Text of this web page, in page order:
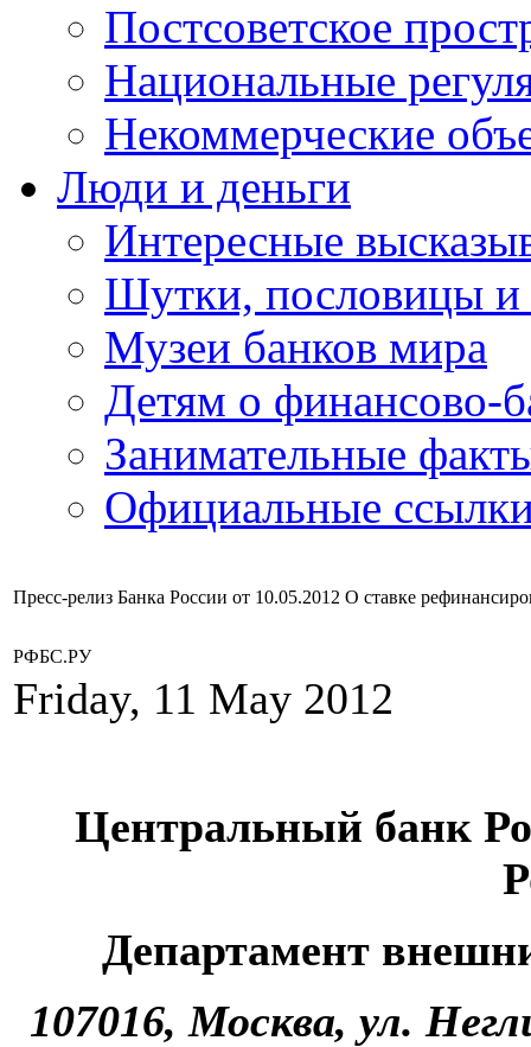
Постсоветское
Национальные
Некоммерческие
Люди и деньги
Интересные
Шутки, пословицы и
Музеи банков мира
Детям о финансово-
Занимательные
Официальные
Пресс-релиз Банка России от 10.05.2012 О ставке
РФБС.РУ
Friday, 11 May 2012
Центральный банк
Департамент
107016, Москва, ул.